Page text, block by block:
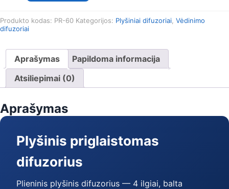
difuzorius
Produkto kodas: PR-60 Kategorijos: Plyšiniai difuzoriai Vėdinimo
difuzoriai
Aprašymas
Papildoma informacija
Atsiliepimai (0)
Aprašymas
Plyšinis priglaistomas
difuzorius
Plieninis plyšinis difuzorius — 4 ilgiai, balta